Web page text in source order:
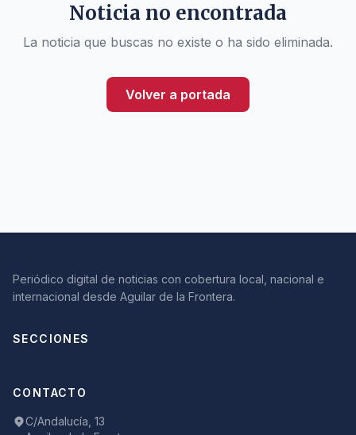
Noticia no encontrada
La noticia que buscas no existe o ha sido eliminada.
Volver a portada
Periódico digital de noticias con cobertura local, nacional e
internacional desde Aguilar de la Frontera.
SECCIONES
CONTACTO
C/Andalucía, 13